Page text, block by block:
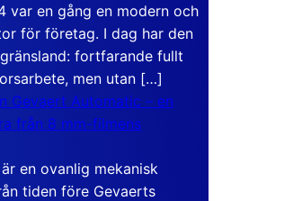
var en gång en modern och
för företag. I dag har den
fortfarande fullt
men utan […]
Gevaert Automatic – en
från 8 mm-filmens
en ovanlig mekanisk
tiden före Gevaerts